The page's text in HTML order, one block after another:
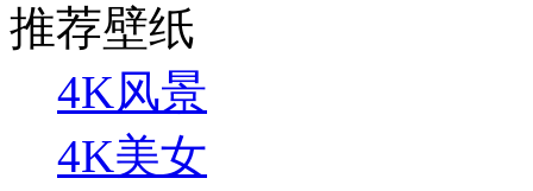
推荐壁纸
4K风景
4K美女